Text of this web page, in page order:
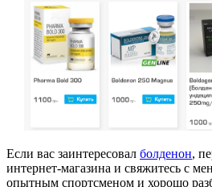
Если вас заинтересовал болденон,
интернет-магазина и свяжитесь с
опытным спортсменом и хорошо